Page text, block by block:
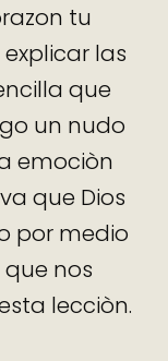
tu
las
que
un nudo
emociòn
que Dios
por medio
nos
lecciòn.